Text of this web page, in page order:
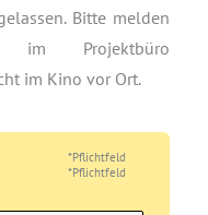
Bitte melden
im Projektbüro
im Kino vor Ort.
*Pflichtfeld
*Pflichtfeld